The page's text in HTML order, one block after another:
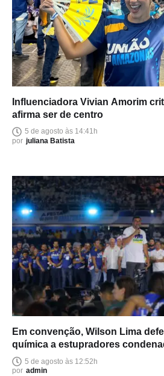
Influenciadora Vivian Amorim
afirma ser de centro
5 de agosto às 14:41h
por juliana Batista
Em convenção, Wilson Lima
química a estupradores
endurecimento das leis
5 de agosto às 12:52h
por admin